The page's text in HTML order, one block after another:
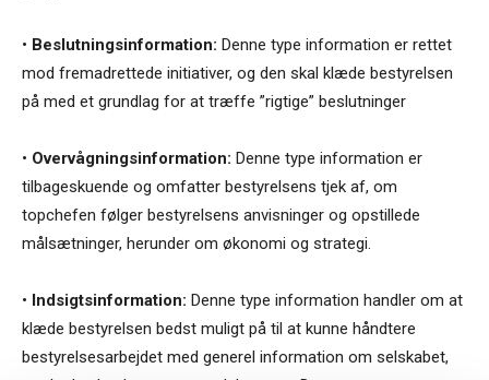
• Beslutningsinformation: Denne type information er rettet
mod fremadrettede initiativer, og den skal klæde bestyrelsen
på med et grundlag for at træffe ”rigtige” beslutninger
• Overvågningsinformation: Denne type information er
tilbageskuende og omfatter bestyrelsens tjek af, om
topchefen følger bestyrelsens anvisninger og opstillede
målsætninger, herunder om økonomi og strategi.
• Indsigtsinformation: Denne type information handler om at
klæde bestyrelsen bedst muligt på til at kunne håndtere
bestyrelsesarbejdet med generel information om selskabet,